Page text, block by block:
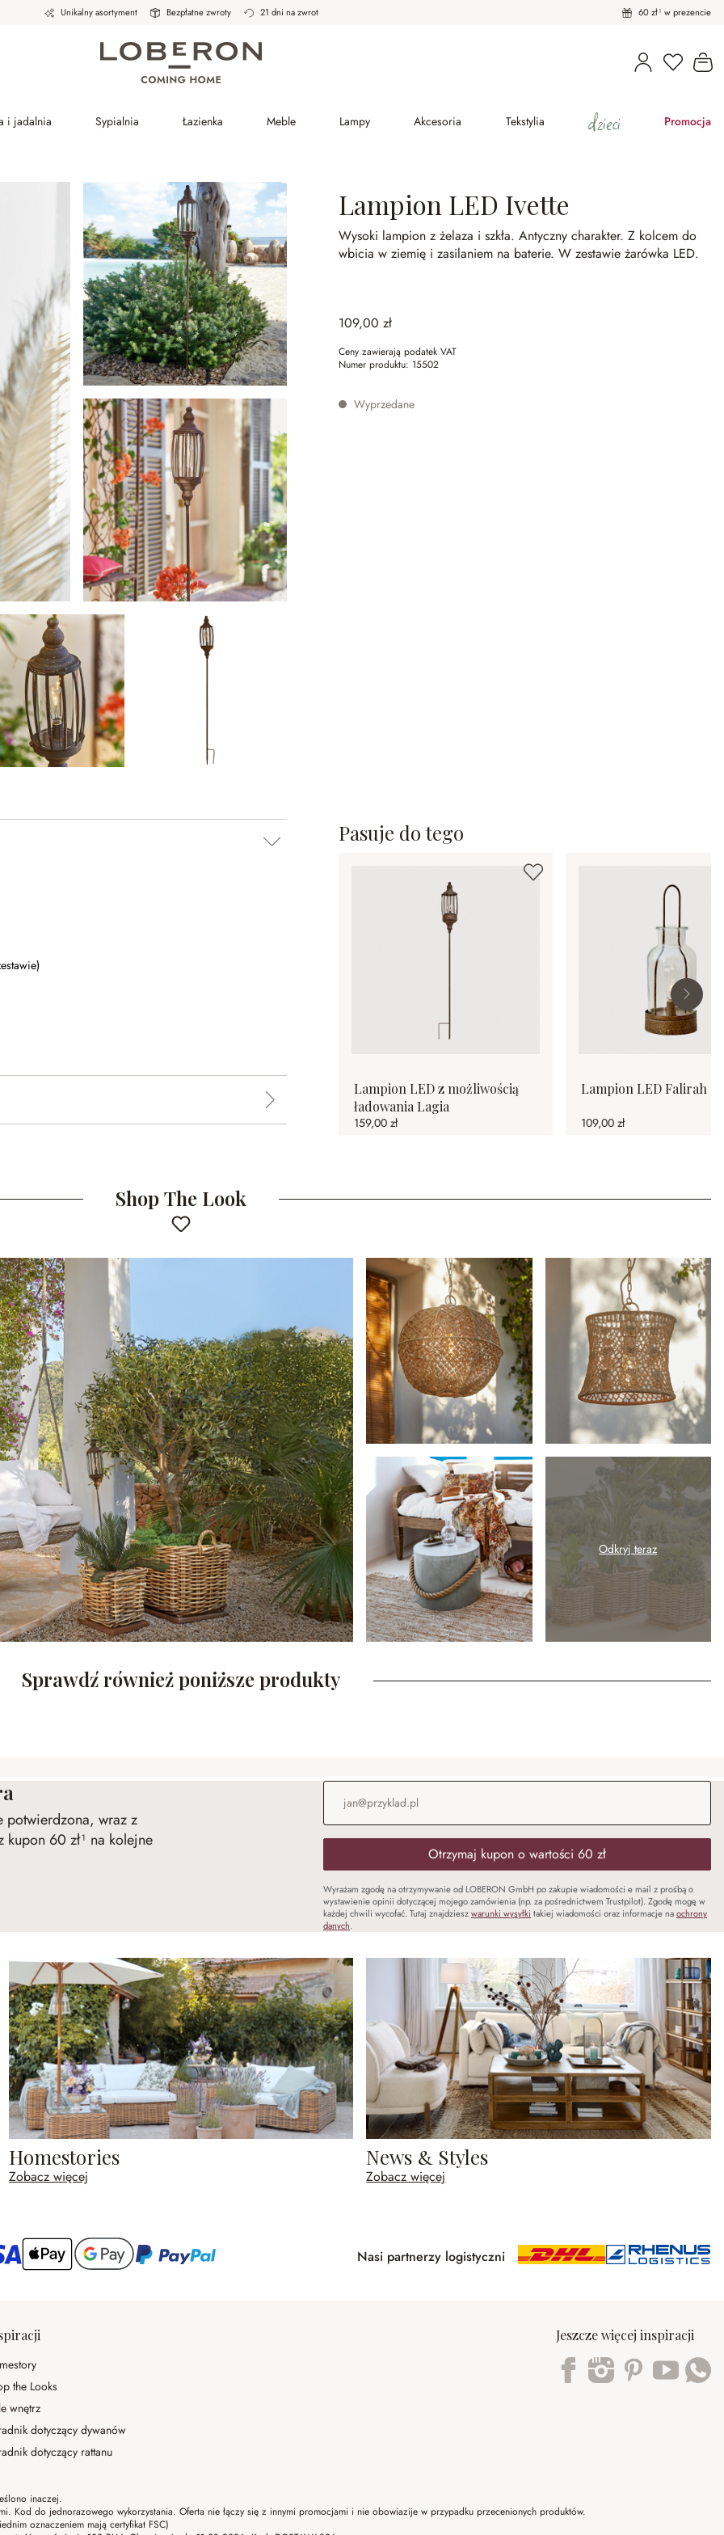
Unikalny asortyment Bezpłatne zwroty 21 dni na zwrot 60 zł¹ w prezencie
Masz
i jadalnia Sypialnia Łazienka Meble Lampy Akcesoria Tekstylia dzieci Promocja
Lampion LED Ivette
Wysoki lampion z żelaza i szkła.Antyczny charakter.Z kolcem do
wbicia w ziemię i zasilaniem na baterie.W zestawie żarówka LED.
109,00 zł
Ceny zawierają podatek VAT
Numer produktu: 15502
Wyprzedane
Pasuje do tego
Lampion LED z możliwością
ładowania Lagia
159,00 zł
Lampion LED Falirah
109,00 zł
Shop The Look
Odkryj teraz
Sprawdź również poniższe produkty
potwierdzona, wraz z
kupon 60 zł¹ na kolejne
Adres e-mail
Otrzymaj kupon o wartości 60 zł
Wyrażam zgodę na otrzymywanie od LOBERON GmbH po zakupie wiadomości e mail z prośbą o
wystawienie opinii dotyczącej mojego zamówienia (np. za pośrednictwem Trustpilot). Zgodę mogę w
każdej chwili wycofać. Tutaj znajdzieszwarunki wysyłki takiej wiadomości oraz informacje naochrony
danych.
Homestories
Zobacz więcej
News & Styles
Zobacz więcej
Nasi partnerzy logistyczni
the Looks
wnętrz
dotyczący dywanów
dotyczący rattanu
Jeszcze więcej inspiracji
inaczej.
Kod do jednorazowego wykorzystania. Oferta nie łączy się z innymi promocjami i nie obowiazije w przypadku przecenionych produktów.
oznaczeniem mają certyfikat FSC)